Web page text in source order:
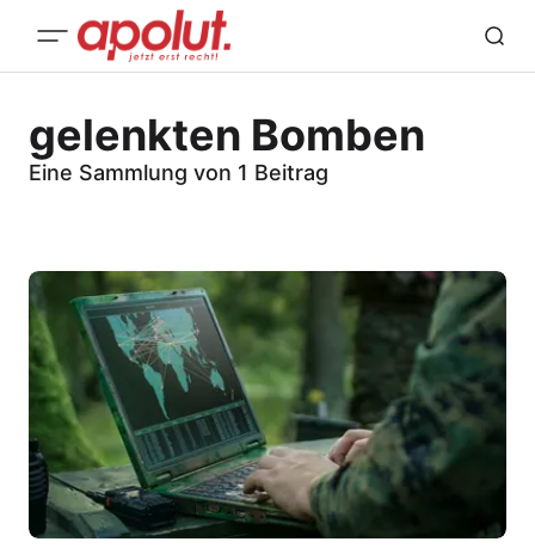
gelenkten Bomben
Eine Sammlung von 1 Beitrag